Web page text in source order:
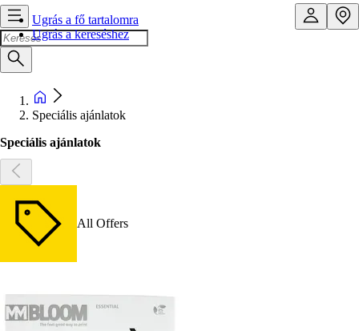
Ugrás a fő tartalomra
Ugrás a kereséshez
Speciális ajánlatok
Speciális ajánlatok
All Offers